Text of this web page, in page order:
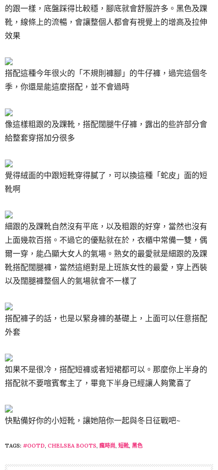
的跟一樣，底盤踩得比較穩，腳底就會舒服許多。黑色及踝
靴，線條上的流暢，會讓整個人都會有視覺上的增高及拉伸
效果
搭配這種今年很火的「不規則褲腳」的牛仔褲，過完這個冬
季，你還是能這麼搭配，並不會過時
像這樣粗跟的及踝靴，搭配闊腿牛仔褲，露出的些許部分會
給整套穿搭加分很多
覺得絨面的中跟短靴穿得膩了，可以換這種「蛇皮」面的短
靴啊
細跟的及踝靴自然沒有平底，以及粗跟的好穿，當然也沒有
上面幾款百搭。不過它的優點就在於，衣櫃中常備一雙，偶
爾一穿，能凸顯大女人的氣場。熟女的最愛就是細跟的及踝
靴搭配闊腿褲，當然這絕對是上班族女性的最愛，穿上西裝
以及闊腿褲整個人的氣場就會不一樣了
搭配褲子的話，也是以緊身褲的基礎上，上面可以任意搭配
外套
如果不是很冷，搭配短褲或者短裙都可以。那麼你上半身的
搭配就不要喧賓奪主了，畢竟下半身已經讓人夠驚喜了
快點備好你的小短靴，讓她陪你一起與冬日征戰吧~
TAGS: #OOTD, CHELSEA BOOTS, 瘋時尚, 短靴, 黑色